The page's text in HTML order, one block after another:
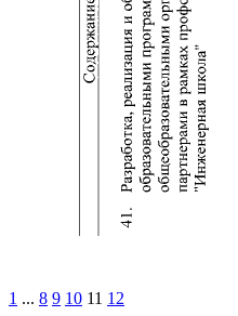
1 ... 8 9 10 11 12